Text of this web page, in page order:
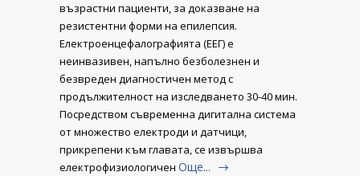
възрастни пациенти, за доказване на
резистентни форми на епилепсия.
Електроенцефалографията (ЕЕГ) е
неинвазивен, напълно безболезнен и
безвреден диагностичен метод с
продължителност на изследването 30-40 мин.
Посредством съвременна дигитална система
от множество електроди и датчици,
прикрепени към главата, се извършва
електрофизиологичен Още...